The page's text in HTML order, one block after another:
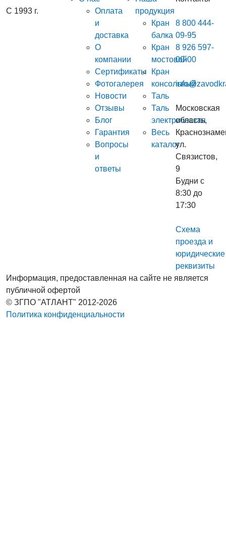
С 1993 г.
Оплата
и
доставка
О
компании
Сертификаты
Фотогалерея
Новости
Отзывы
Блог
Гарантия
Вопросы
и
ответы
продукция
Кран
балка
Кран
мостовой
Кран
консольный
Таль
Таль
электрическая
Весь
каталог
8 800 444-
09-95
8 926 597-
00-00
Московская
область,
ул.
Связистов,
9
Будни с
8:30 до
17:30
Схема
проезда и
юридические
реквизиты
Информация, предоставленная на сайте не является
публичной офертой
© ЗГПО "АТЛАНТ" 2012-2026
Политика конфиденциальности